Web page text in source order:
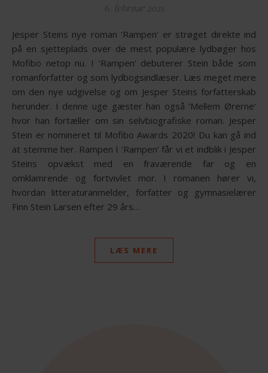
6. februar 2021
Jesper Steins nye roman ‘Rampen’ er strøget direkte ind
på en sjetteplads over de mest populære lydbøger hos
Mofibo netop nu. I ‘Rampen’ debuterer Stein både som
romanforfatter og som lydbogsindlæser. Læs meget mere
om den nye udgivelse og om Jesper Steins forfatterskab
herunder. I denne uge gæster han også ‘Mellem Ørerne‘
hvor han fortæller om sin selvbiografiske roman. Jesper
Stein er nomineret til Mofibo Awards 2020! Du kan gå ind
at stemme her. Rampen I ‘Rampen’ får vi et indblik i Jesper
Steins opvækst med en fraværende far og en
omklamrende og fortvivlet mor. I romanen hører vi,
hvordan litteraturanmelder, forfatter og gymnasielærer
Finn Stein Larsen efter 29 års…
LÆS MERE